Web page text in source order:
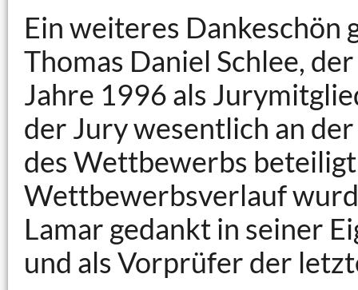
Ein weiteres Dankeschön
Thomas Daniel Schlee,
Jahre 1996 als
der Jury wesentlich an
des Wettbewerbs
Wettbewerbsverlauf
Lamar gedankt in seiner
und als Vorprüfer der